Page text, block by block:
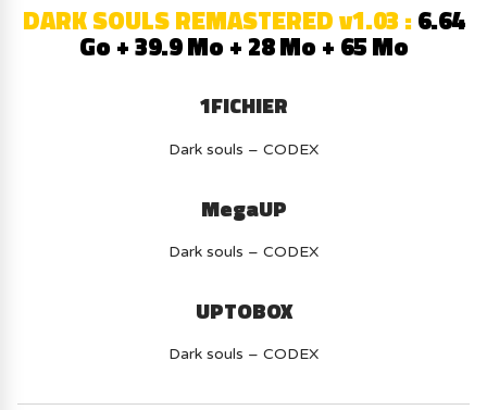
DARK SOULS REMASTERED v1.03 :6.64
Go + 39.9 Mo + 28 Mo + 65 Mo
1FICHIER
Dark souls – CODEX
MegaUP
Dark souls – CODEX
UPTOBOX
Dark souls – CODEX